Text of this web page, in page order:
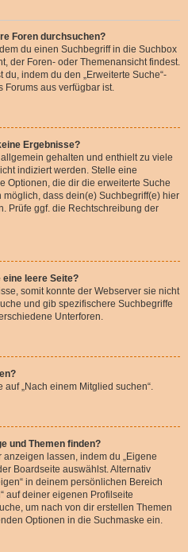
Foren durchsuchen?
du einen Suchbegriff in die Suchbox
der Foren- oder Themenansicht findest.
indem du den „Erweiterte Suche“-
Forums aus verfügbar ist.
Ergebnisse?
gehalten und enthielt zu viele
indiziert werden. Stelle eine
Optionen, die dir die erweiterte Suche
dass dein(e) Suchbegriff(e) hier
Prüfe ggf. die Rechtschreibung der
leere Seite?
somit konnte der Webserver sie nicht
und gib spezifischere Suchbegriffe
Unterforen.
auf „Nach einem Mitglied suchen“.
und Themen finden?
lassen, indem du „Eigene
Boardseite auswählst. Alternativ
in deinem persönlichen Bereich
auf deiner eigenen Profilseite
um nach von dir erstellen Themen
Optionen in die Suchmaske ein.